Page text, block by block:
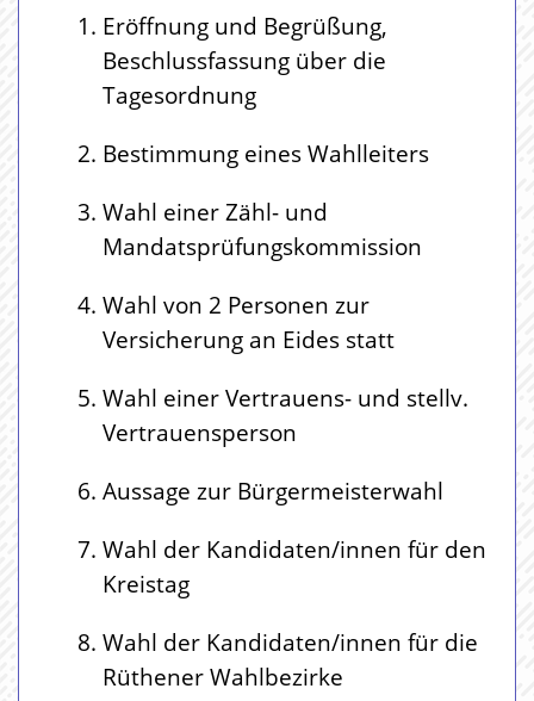
Eröffnung und Begrüßung,
Beschlussfassung über die
Tagesordnung
Bestimmung eines Wahlleiters
Wahl einer Zähl- und
Mandatsprüfungskommission
Wahl von 2 Personen zur
Versicherung an Eides statt
Wahl einer Vertrauens- und stellv.
Vertrauensperson
Aussage zur Bürgermeisterwahl
Wahl der Kandidaten/innen für den
Kreistag
Wahl der Kandidaten/innen für die
Rüthener Wahlbezirke